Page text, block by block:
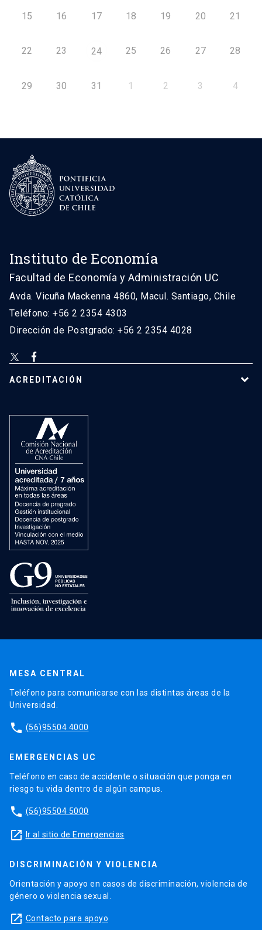
15 16 17 18 19 20 21
22 23 24 25 26 27 28
29 30 31 1 2 3 4
Instituto de Economía
Facultad de Economía y Administración UC
Avda. Vicuña Mackenna 4860, Macul. Santiago, Chile
Teléfono: +56 2 2354 4303
Dirección de Postgrado: +56 2 2354 4028
ACREDITACIÓN
MESA CENTRAL
Teléfono para comunicarse con las distintas áreas de la
Universidad.
phone (56)95504 4000
EMERGENCIAS UC
Teléfono en caso de accidente o situación que ponga en
riesgo tu vida dentro de algún campus.
phone (56)95504 5000
launch Ir al sitio de Emergencias
DISCRIMINACIÓN Y VIOLENCIA
Orientación y apoyo en casos de discriminación, violencia de
género o violencia sexual.
launch Contacto para apoyo